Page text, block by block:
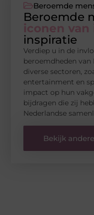
Beroemde
Beroemde
iconen van
inspiratie
Verdiep u in de
beroemdheden van
diverse sectoren,
entertainment en
impact op hun
bijdragen die zij
Nederlandse
Bekijk